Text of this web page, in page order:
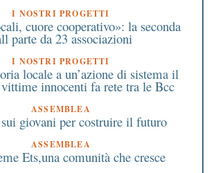
I NOSTRI PROGETTI
cuore cooperativo»: la seconda
parte da 23 associazioni
I NOSTRI PROGETTI
locale a un’azione di sistema il
innocenti fa rete tra le Bcc
ASSEMBLEA
giovani per costruire il futuro
ASSEMBLEA
Ets,una comunità che cresce